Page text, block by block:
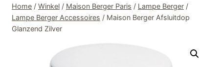
Home / Winkel / Maison Berger Paris / Lampe Berger /
Lampe Berger Accessoires / Maison Berger Afsluitdop
Glanzend Zilver